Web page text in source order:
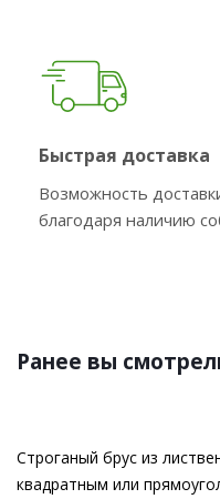
Быстрая доставка
Возможность
благодаря наличию
Ранее вы
Строганый брус из
квадратным или